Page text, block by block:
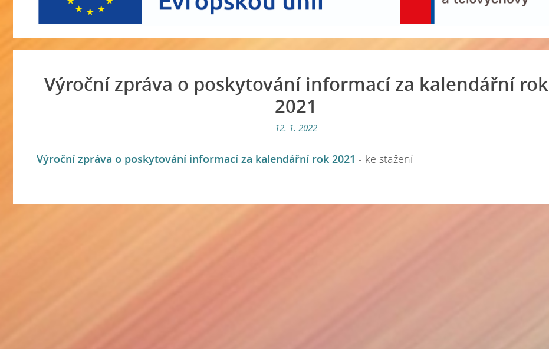
Výroční zpráva o poskytování informací za kalendářní rok
2021
12. 1. 2022
Výroční zpráva o poskytování informací za kalendářní rok 2021 - ke stažení